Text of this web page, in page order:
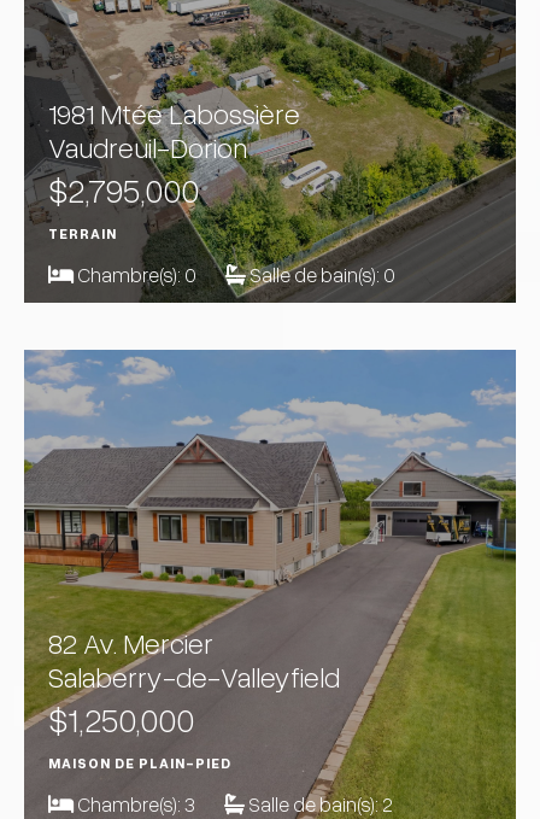
1981 Mtée Labossière
Vaudreuil-Dorion
$2,795,000
TERRAIN
Chambre(s): 0 Salle de bain(s): 0
82 Av. Mercier
Salaberry-de-Valleyfield
$1,250,000
MAISON DE PLAIN-PIED
Chambre(s):3 Salle de bain(s):2